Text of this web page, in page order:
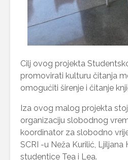
Cilj ovog projekta
promovirati kulturu čitanja
omogućiti širenje i čitanje
Iza ovog malog projekta
organizaciju slobodnog
koordinator za slobodno
SCRI -u Neža Kurilić, Ljiljana
studentice Tea i Lea.